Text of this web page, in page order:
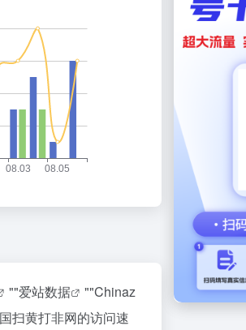
""爱站数据 ""Chinaz
扫黄打非网的访问速